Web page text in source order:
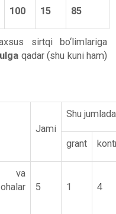
100 15 85
sirtqi bo‘limlariga
qadar (shu kuni ham)
Jami
Shu
grant
va
5 1 4